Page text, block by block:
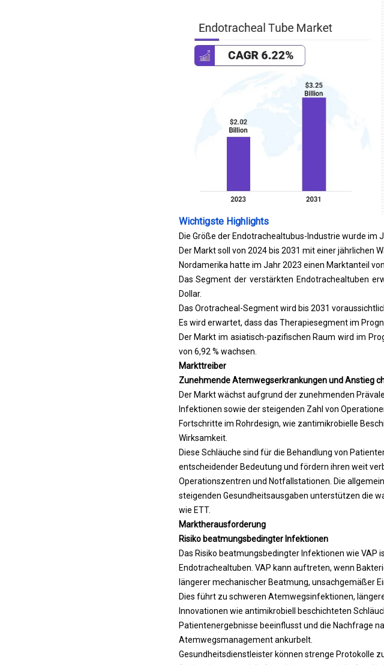
Wichtigste Highlights
Die Größe der Endotrachealtubus-Industrie wurde im
Der Markt soll von 2024 bis 2031 mit einer jährlichen
Nordamerika hatte im Jahr 2023 einen Marktanteil
Das Segment der verstärkten Endotrachealtuben
Dollar.
Das Orotracheal-Segment wird bis 2031
Es wird erwartet, dass das Therapiesegment im
Der Markt im asiatisch-pazifischen Raum wird im
von 6,92 % wachsen.
Markttreiber
Zunehmende Atemwegserkrankungen und Anstieg
Der Markt wächst aufgrund der zunehmenden
Infektionen sowie der steigenden Zahl von
Fortschritte im Rohrdesign, wie zantimikrobielle
Wirksamkeit.
Diese Schläuche sind für die Behandlung von
entscheidender Bedeutung und fördern ihren weit
Operationszentren und Notfallstationen. Die
steigenden Gesundheitsausgaben unterstützen die
wie ETT.
Marktherausforderung
Risiko beatmungsbedingter Infektionen
Das Risiko beatmungsbedingter Infektionen wie
Endotrachealtuben. VAP kann auftreten, wenn
längerer mechanischer Beatmung, unsachgemäßer
Dies führt zu schweren Atemwegsinfektionen,
Innovationen wie antimikrobiell beschichteten
Patientenergebnisse beeinflusst und die Nachfrage
Atemwegsmanagement ankurbelt.
Gesundheitsdienstleister können strenge Protokolle